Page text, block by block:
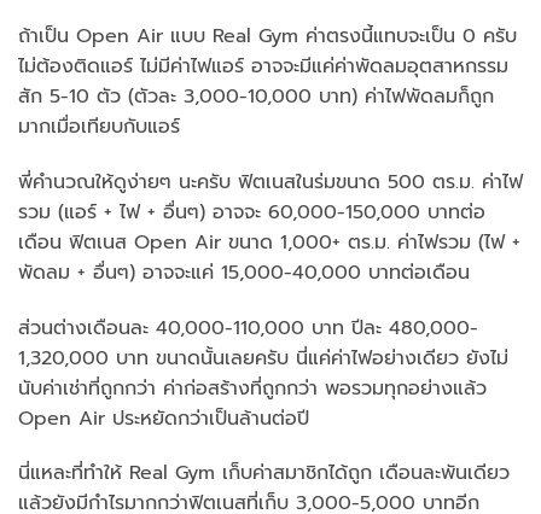
ถ้าเป็น Open Air แบบ Real Gym ค่าตรงนี้แทบจะเป็น 0 ครับ
ไม่ต้องติดแอร์ ไม่มีค่าไฟแอร์ อาจจะมีแค่ค่าพัดลมอุตสาหกรรม
สัก 5-10 ตัว (ตัวละ 3,000-10,000 บาท) ค่าไฟพัดลมก็ถูก
มากเมื่อเทียบกับแอร์
พี่คำนวณให้ดูง่ายๆ นะครับ ฟิตเนสในร่มขนาด 500 ตร.ม. ค่าไฟ
รวม (แอร์ + ไฟ + อื่นๆ) อาจจะ 60,000-150,000 บาทต่อ
เดือน ฟิตเนส Open Air ขนาด 1,000+ ตร.ม. ค่าไฟรวม (ไฟ +
พัดลม + อื่นๆ) อาจจะแค่ 15,000-40,000 บาทต่อเดือน
ส่วนต่างเดือนละ 40,000-110,000 บาท ปีละ 480,000-
1,320,000 บาท ขนาดนั้นเลยครับ นี่แค่ค่าไฟอย่างเดียว ยังไม่
นับค่าเช่าที่ถูกกว่า ค่าก่อสร้างที่ถูกกว่า พอรวมทุกอย่างแล้ว
Open Air ประหยัดกว่าเป็นล้านต่อปี
นี่แหละที่ทำให้ Real Gym เก็บค่าสมาชิกได้ถูก เดือนละพันเดียว
แล้วยังมีกำไรมากกว่าฟิตเนสที่เก็บ 3,000-5,000 บาทอีก